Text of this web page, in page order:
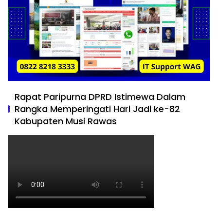
Rapat Paripurna DPRD Istimewa Dalam
Rangka Memperingati Hari Jadi ke-82
Kabupaten Musi Rawas